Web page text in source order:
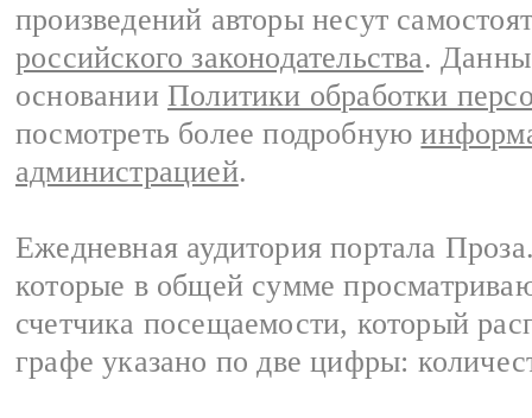
произведений авторы несут
российского законодательства.
основании Политики обработки
посмотреть более подробную
администрацией.
Ежедневная аудитория портала
которые в общей сумме
счетчика посещаемости, который
графе указано по две цифры: